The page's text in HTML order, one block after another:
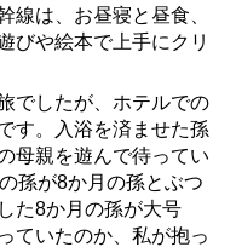
線は、お昼寝と昼食、
びや絵本で上手にクリ
でしたが、ホテルでの
す。入浴を済ませた孫
母親を遊んで待ってい
孫が8か月の孫とぶつ
た8か月の孫が大号
ていたのか、私が抱っ